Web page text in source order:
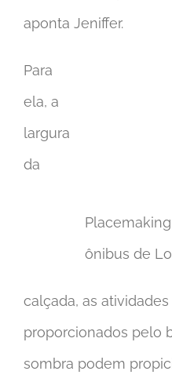
aponta Jeniffer.
ônibus de
Para
ela, a
largura
da
calçada, as
proporcionados pelo
sombra podem